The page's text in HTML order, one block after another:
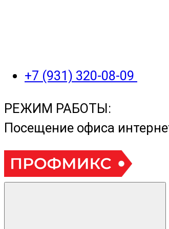
+7 (931) 320-08-09
РЕЖИМ РАБОТЫ:
Посещение офиса